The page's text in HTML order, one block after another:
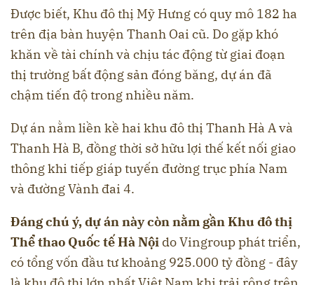
Được biết, Khu đô thị Mỹ Hưng có quy mô 182 ha
trên địa bàn huyện Thanh Oai cũ. Do gặp khó
khăn về tài chính và chịu tác động từ giai đoạn
thị trường bất động sản đóng băng, dự án đã
chậm tiến độ trong nhiều năm.
Dự án nằm liền kề hai khu đô thị Thanh Hà A và
Thanh Hà B, đồng thời sở hữu lợi thế kết nối giao
thông khi tiếp giáp tuyến đường trục phía Nam
và đường Vành đai 4.
Đáng chú ý, dự án này còn nằm gần Khu đô thị
Thể thao Quốc tế Hà Nội do Vingroup phát triển,
có tổng vốn đầu tư khoảng 925.000 tỷ đồng - đây